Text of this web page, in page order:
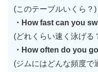
(このテーブルいくら？)
・How fast can you
(どれくらい速く泳げる
・How often do you
(ジムにはどんな頻度で